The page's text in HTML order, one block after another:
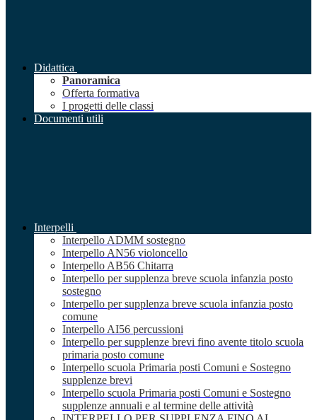
Didattica
Panoramica
Offerta formativa
I progetti delle classi
Documenti utili
Interpelli
Interpello ADMM sostegno
Interpello AN56 violoncello
Interpello AB56 Chitarra
Interpello per supplenza breve scuola infanzia posto
sostegno
Interpello per supplenza breve scuola infanzia posto
comune
Interpello AI56 percussioni
Interpello per supplenze brevi fino avente titolo scuola
primaria posto comune
Interpello scuola Primaria posti Comuni e Sostegno
supplenze brevi
Interpello scuola Primaria posti Comuni e Sostegno
supplenze annuali e al termine delle attività